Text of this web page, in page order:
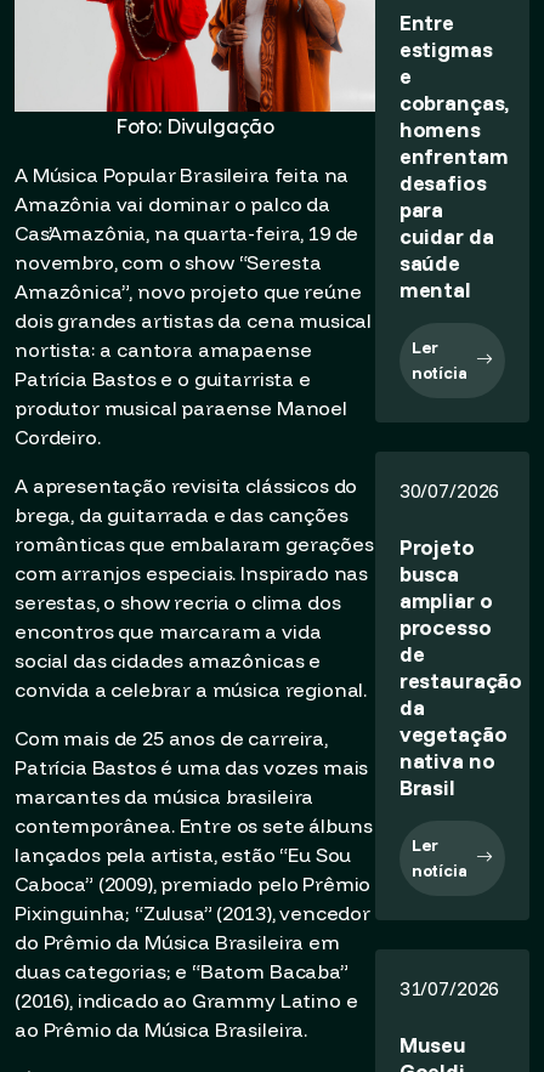
Foto: Divulgação
A Música Popular Brasileira feita na
Amazônia vai dominar o palco da
Cas’Amazônia, na quarta-feira, 19 de
novembro, com o show “Seresta
Amazônica”, novo projeto que reúne
dois grandes artistas da cena musical
nortista: a cantora amapaense
Patrícia Bastos e o guitarrista e
produtor musical paraense Manoel
Cordeiro.
A apresentação revisita clássicos do
brega, da guitarrada e das canções
românticas que embalaram gerações
com arranjos especiais. Inspirado nas
serestas, o show recria o clima dos
encontros que marcaram a vida
social das cidades amazônicas e
convida a celebrar a música regional.
Com mais de 25 anos de carreira,
Patrícia Bastos é uma das vozes mais
marcantes da música brasileira
contemporânea. Entre os sete álbuns
lançados pela artista, estão “Eu Sou
Caboca” (2009), premiado pelo Prêmio
Pixinguinha; “Zulusa” (2013), vencedor
do Prêmio da Música Brasileira em
duas categorias; e “Batom Bacaba”
(2016), indicado ao Grammy Latino e
ao Prêmio da Música Brasileira.
Entre
estigmas
e
cobranças,
homens
enfrentam
desafios
para
cuidar da
saúde
mental
Ler
notícia
30/07/2026
Projeto
busca
ampliar o
processo
de
restauração
da
vegetação
nativa no
Brasil
Ler
notícia
31/07/2026
Museu